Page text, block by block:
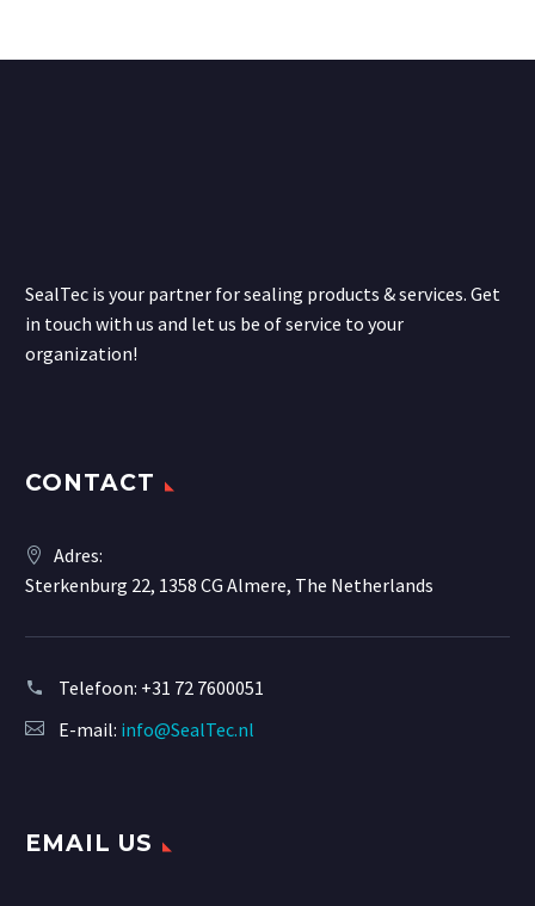
SealTec is your partner for sealing products & services. Get
in touch with us and let us be of service to your
organization!
CONTACT
Adres:
Sterkenburg 22, 1358 CG Almere, The Netherlands
Telefoon: +31 72 7600051
E-mail: info@SealTec.nl
EMAIL US